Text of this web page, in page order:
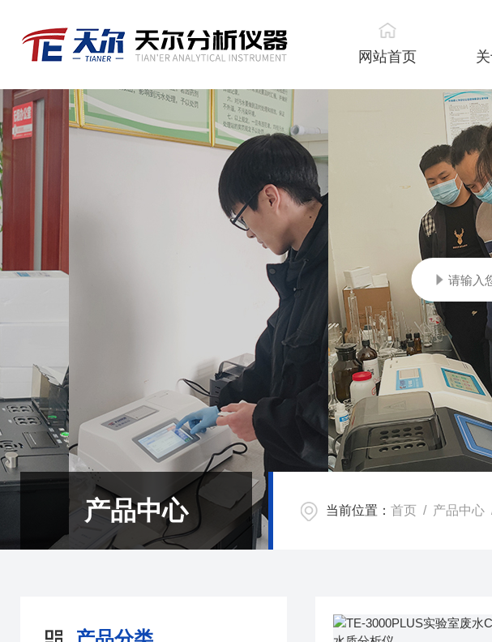
网站首页
产品中心 当前位置： 首页 / 产品中心